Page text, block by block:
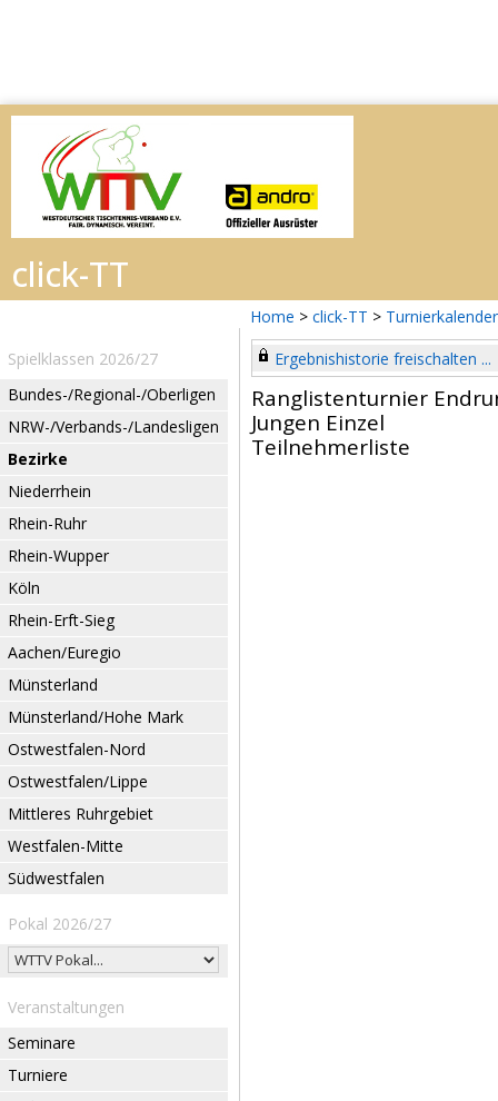
Home > click-TT > Turnierkalender
Spielklassen 2026/27
Bundes-/Regional-/Oberligen
NRW-/Verbands-/Landesligen
Bezirke
Niederrhein
Rhein-Ruhr
Rhein-Wupper
Köln
Rhein-Erft-Sieg
Aachen/Euregio
Münsterland
Münsterland/Hohe Mark
Ostwestfalen-Nord
Ostwestfalen/Lippe
Mittleres Ruhrgebiet
Westfalen-Mitte
Südwestfalen
Pokal 2026/27
Veranstaltungen
Seminare
Turniere
Ergebnishistorie freischalten ...
Ranglistenturnier
Jungen Einzel
Teilnehmerliste